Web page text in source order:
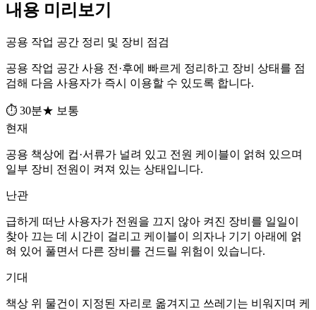
내용 미리보기
공용 작업 공간 정리 및 장비 점검
공용 작업 공간 사용 전·후에 빠르게 정리하고 장비 상태를 점
검해 다음 사용자가 즉시 이용할 수 있도록 합니다.
⏱ 30분★ 보통
현재
공용 책상에 컵·서류가 널려 있고 전원 케이블이 얽혀 있으며
일부 장비 전원이 켜져 있는 상태입니다.
난관
급하게 떠난 사용자가 전원을 끄지 않아 켜진 장비를 일일이
찾아 끄는 데 시간이 걸리고 케이블이 의자나 기기 아래에 얽
혀 있어 풀면서 다른 장비를 건드릴 위험이 있습니다.
기대
책상 위 물건이 지정된 자리로 옮겨지고 쓰레기는 비워지며 케